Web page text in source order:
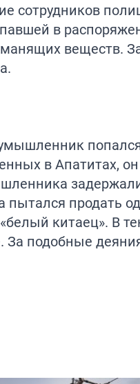
сотрудников
в
веществ.
в Апатитах,
пытался продать
китаец». В
За подобные